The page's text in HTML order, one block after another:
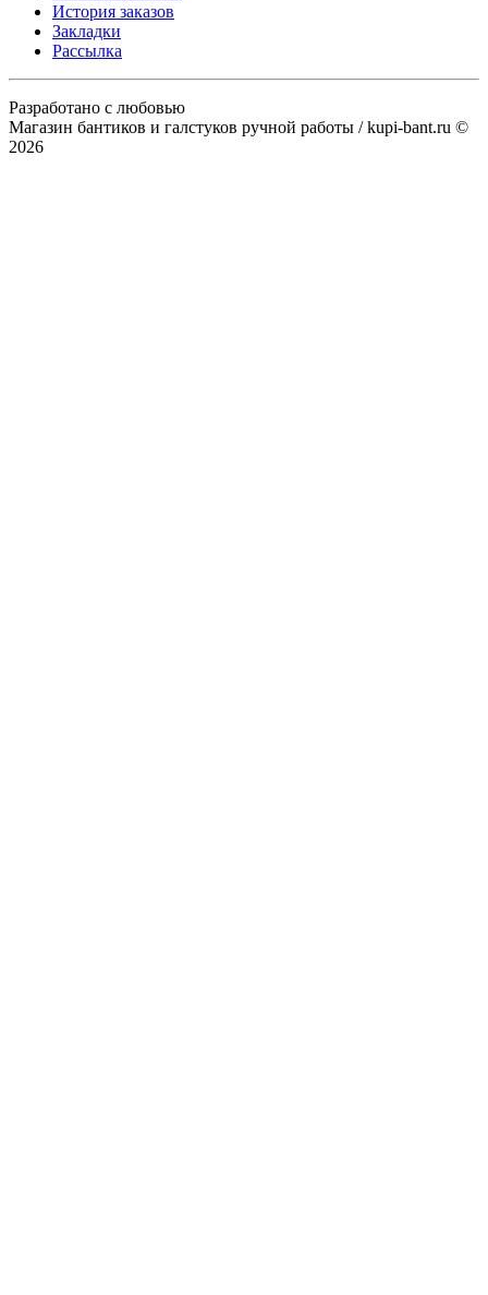
История заказов
Закладки
Рассылка
Разработано с любовью
Магазин бантиков и галстуков ручной работы / kupi-bant.ru ©
2026